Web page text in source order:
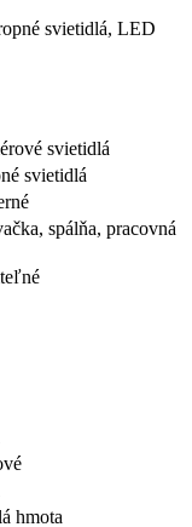
svietidlá, LED
svietidlá
svietidlá
spálňa, pracovná
hmota